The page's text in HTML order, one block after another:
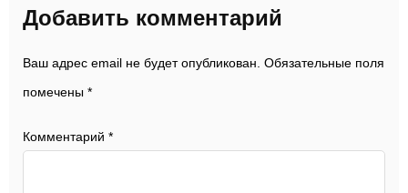
Добавить комментарий
Ваш адрес email не будет опубликован. Обязательные поля
помечены *
Комментарий *